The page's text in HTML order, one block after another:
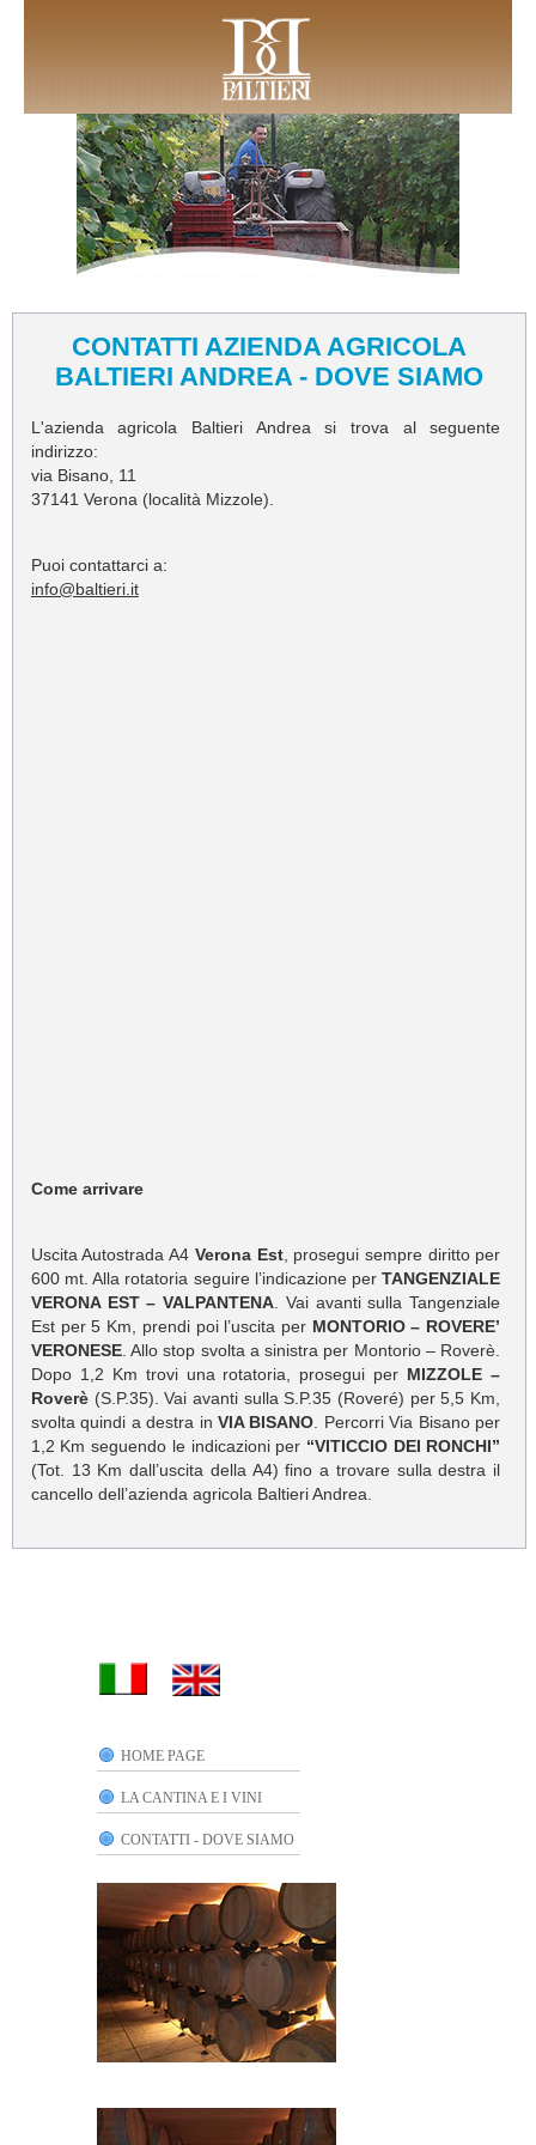
CONTATTI AZIENDA AGRICOLA
BALTIERI ANDREA - DOVE SIAMO
L'azienda agricola Baltieri Andrea si trova al seguente
indirizzo:
via Bisano, 11
37141 Verona (località Mizzole).
Puoi contattarci a:
info@baltieri.it
Come arrivare
Uscita Autostrada A4 Verona Est, prosegui sempre diritto per
600 mt. Alla rotatoria seguire l’indicazione perTANGENZIALE
VERONA EST – VALPANTENA. Vai avanti sulla Tangenziale
Est per 5 Km, prendi poi l’uscita per MONTORIO – ROVERE’
VERONESE. Allo stop svolta a sinistra per Montorio – Roverè.
Dopo 1,2 Km trovi una rotatoria, prosegui per MIZZOLE –
Roverè(S.P.35). Vai avanti sulla S.P.35 (Roveré) per 5,5 Km,
svolta quindi a destra inVIA BISANO. Percorri Via Bisano per
1,2 Km seguendo le indicazioni per “VITICCIO DEI RONCHI”
(Tot. 13 Km dall’uscita della A4) fino a trovare sulla destra il
cancello dell’azienda agricola Baltieri Andrea.
HOME PAGE
LA CANTINA E I VINI
CONTATTI - DOVE SIAMO